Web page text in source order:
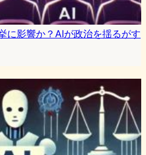
に影響か？AIが政治を揺るがす